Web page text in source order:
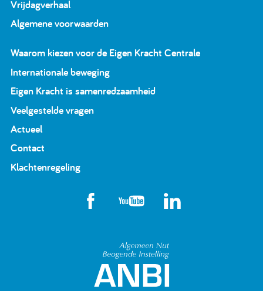
Vrijdagverhaal
Algemene voorwaarden
Waarom kiezen voor de Eigen Kracht Centrale
Internationale beweging
Eigen Kracht is samenredzaamheid
Veelgestelde vragen
Actueel
Contact
Klachtenregeling